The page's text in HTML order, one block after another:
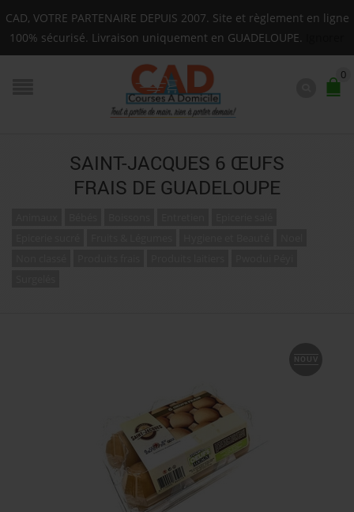
Livraison sur toute la Guadeloupe : Mardi, Jeudi,
0
SAINT-JACQUES 6 ŒUFS
FRAIS DE GUADELOUPE
NOUV
CAD, VOTRE PARTENAIRE DEPUIS 2007. Site et règlement en ligne
100% sécurisé. Livraison uniquement en GUADELOUPE.